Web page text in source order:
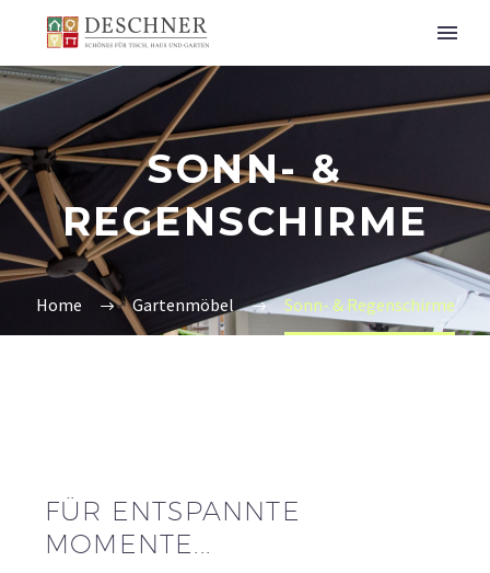
SONN- &
REGENSCHIRME
Home Gartenmöbel Sonn- & Regenschirme
FÜR ENTSPANNTE
MOMENTE...